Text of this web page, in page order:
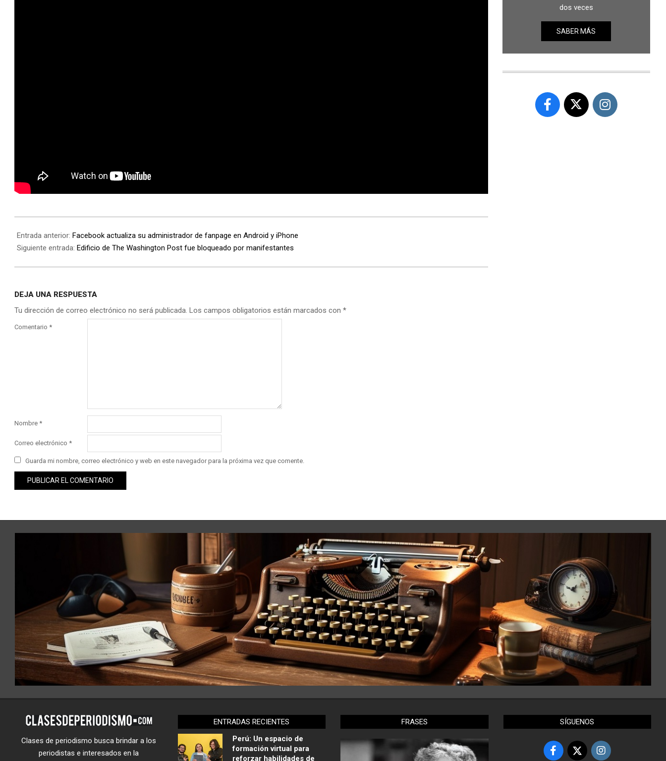
Entrada anterior: Facebook actualiza su administrador de fanpage en Android y iPhone
Siguiente entrada: Edificio de The Washington Post fue bloqueado por manifestantes
DEJA UNA RESPUESTA
Tu dirección de correo electrónico no será publicada. Los campos obligatorios están marcados con *
Comentario *
Nombre *
Correo electrónico *
Guarda mi nombre, correo electrónico y web en este navegador para la próxima vez que comente.
dos veces
SABER MÁS
Clases de periodismo busca brindar a los
periodistas e interesados en la
ENTRADAS RECIENTES
Perú: Un espacio de
formación virtual para
reforzar habilidades de
FRASES SÍGUENOS